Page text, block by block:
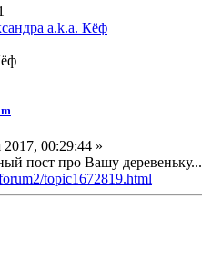
2017, 00:29:44 »
пост про Вашу деревеньку...
topic1672819.html